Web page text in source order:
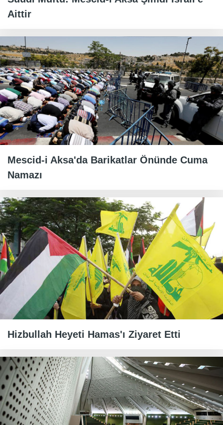
Aittir
Mescid-i Aksa'da Barikatlar Önünde Cuma
Namazı
Hizbullah Heyeti Hamas'ı Ziyaret Etti